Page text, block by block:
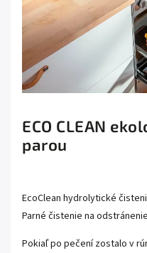
ECO CLEAN
parou
EcoClean hydrolytické
Parné čistenie na
Pokiaľ po pečení zostalo v